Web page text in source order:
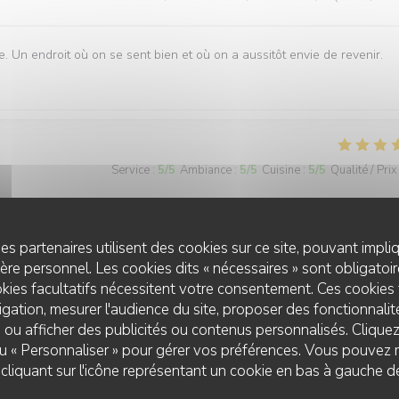
partenaires utilisent des cookies sur ce site, pouvant
personnel. Les cookies dits « nécessaires » sont
facultatifs nécessitent votre consentement. Ces
mesurer l'audience du site, proposer des
afficher des publicités ou contenus personnalisés.
« Personnaliser » pour gérer vos préférences. Vous
sur l'icône représentant un cookie en bas à gauche
Un endroit où on se sent bien et où on a aussitôt envie de revenir.
Service : 5/5 Ambiance : 5/5 Cuisine : 5/5 Qualité / Prix
Service: 5/5 Ambiance: 5/5 Cuisine : 5/5 Qualité / Prix
la beauté du cadre, le professionnalisme du personnel, la
de cet établissement.